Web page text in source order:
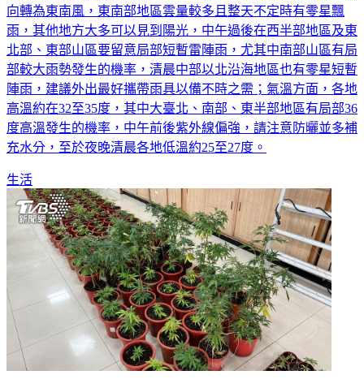
向轉為東南風，東南部地區雲量較多且整天不定時有零星飄
雨，其他地方大多可以見到陽光，中午過後在西半部地區及東
北部、東部山區要留意局部短暫雷陣雨，尤其中南部山區有局
部較大雨勢發生的機率，清晨中部以北沿海地區也有零星短暫
陣雨，建議外出最好攜帶雨具以備不時之需；氣溫方面，各地
高溫約在32至35度，其中大臺北、南部、東半部地區有局部36
度高溫發生的機率，中午前後紫外線偏強，請注意防曬並多補
充水分，至於夜晚清晨各地低溫約25至27度。
生活